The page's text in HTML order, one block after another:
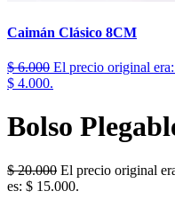
Caimán Clásico 8CM
$6.000 El precio original
$ 4.000.
Bolso
$20.000 El precio original
es: $ 15.000.